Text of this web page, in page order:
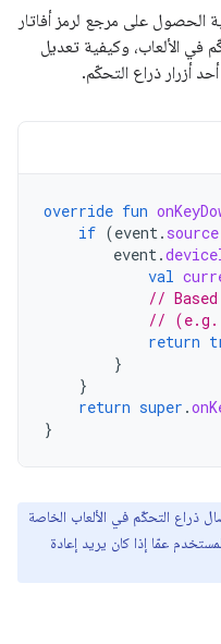
الحصول على مرجع لرمز أفاتار
في الألعاب، وكيفية تعديل
أزرار ذراع التحكّم.
override fun
if (event. source
event.
val
//
// (e.g.
return
}
}
return super .
}
ذراع التحكّم في الألعاب الخاصة
عمّا إذا كان يريد إعادة